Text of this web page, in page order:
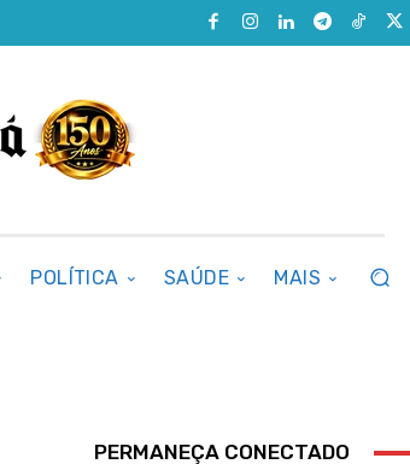
POLÍTICA SAÚDE MAIS
PERMANEÇA CONECTADO